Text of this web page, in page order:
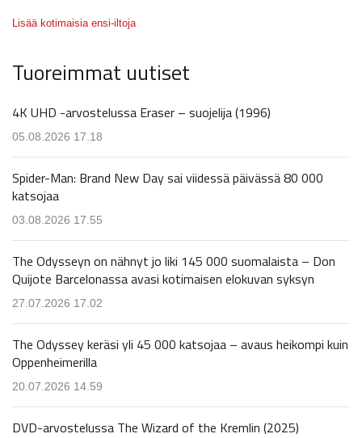
Lisää kotimaisia ensi-iltoja
Tuoreimmat uutiset
4K UHD -arvostelussa Eraser – suojelija (1996)
05.08.2026 17.18
Spider-Man: Brand New Day sai viidessä päivässä 80 000
katsojaa
03.08.2026 17.55
The Odysseyn on nähnyt jo liki 145 000 suomalaista – Don
Quijote Barcelonassa avasi kotimaisen elokuvan syksyn
27.07.2026 17.02
The Odyssey keräsi yli 45 000 katsojaa – avaus heikompi kuin
Oppenheimerilla
20.07.2026 14.59
DVD-arvostelussa The Wizard of the Kremlin (2025)